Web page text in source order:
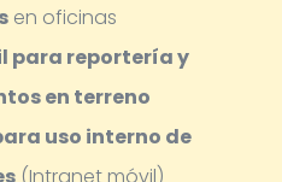
en oficinas
para reportería y
en terreno
uso interno de